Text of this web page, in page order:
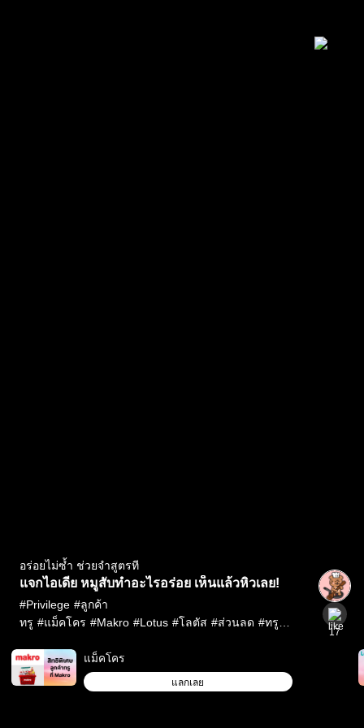
อร่อยไม่ซ้ำ ช่วยจำสูตรที
แจกไอเดีย หมูสับทำอะไรอร่อย เห็นแล้วหิวเลย!
#Privilege #ลูกค้า
ทรู #แม็คโคร #Makro #Lotus #โลตัส #ส่วนลด #ทรู
แม็คโคร
แลกเลย
17